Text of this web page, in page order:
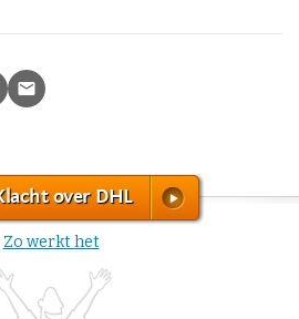
over DHL
Zo werkt het